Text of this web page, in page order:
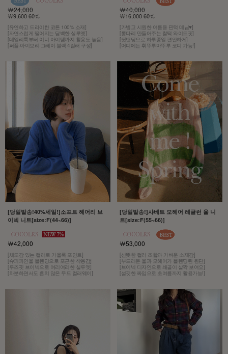
￦24,000
￦9,600 60%
[유연하고 드라이한 코튼 100% 소재]
[자연스럽게 떨어지는 담백한 실루엣]
[데일리룩부터 이너 아이템까지 활용도 높음]
[퍼플·아이보리·그레이·블랙 4컬러 구성]
￦40,000
￦16,000 60%
[가볍고 시원한 여름용 핀턱 데님♥]
[롱다리 만들어주는 찰떡 와이드핏]
[뒷밴딩으로 하루종일 편안하게]
[어디에든 휘뚜루마뚜루 코디 가능!]
[당일발송!40%세일!]소프트 헤어리 브
이넥 니트[size:F(44~66)]
￦42,000
[채도감 있는 컬러로 가을룩 포인트]
[슈퍼파인울 블렌딩으로 포근한 착용감]
[루즈핏 브이넥으로 여리여리한 실루엣]
[차분하면서도 흔치 않은 무드 컬러웨이]
[당일발송!]샤베트 모헤어 레글런 울 니
트[size:F(55~66)]
￦53,000
[산뜻한 컬러 조합과 가벼운 소재감]
[부드러운 울과 모헤어가 블렌딩된 원단]
[브이넥 디자인으로 쇄골이 살짝 보여요]
[설깃한 짜임으로 초여름까지 활용가능!]